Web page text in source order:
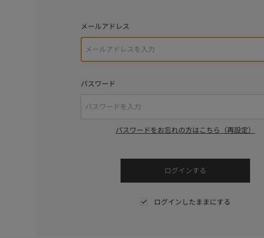
メールアドレス
パスワード
パスワードをお忘れの方はこちら（再設定）
ログインしたままにする